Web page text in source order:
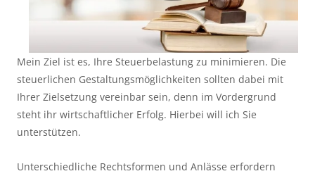
Mein Ziel ist es, Ihre Steuerbelastung zu minimieren. Die
steuerlichen Gestaltungsmöglichkeiten sollten dabei mit
Ihrer Zielsetzung vereinbar sein, denn im Vordergrund
steht ihr wirtschaftlicher Erfolg. Hierbei will ich Sie
unterstützen.
Unterschiedliche Rechtsformen und Anlässe erfordern